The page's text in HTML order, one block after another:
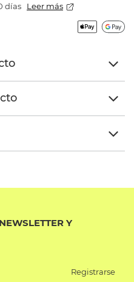
días Leer más
Y
Registrarse